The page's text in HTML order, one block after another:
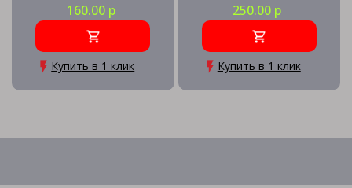
160.00 р
Купить в 1 клик
250.00 р
Купить в 1 клик